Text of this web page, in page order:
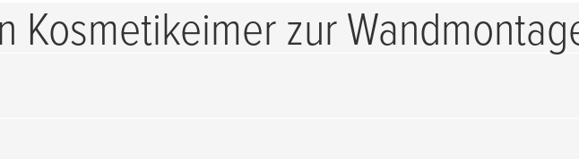
Kosmetikeimer zur